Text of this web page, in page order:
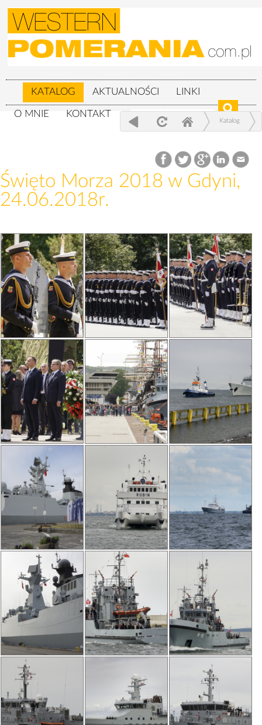
KATALOG AKTUALNOŚCI LINKI
O MNIE KONTAKT
Katalog
Święto Morza 2018 w Gdyni, 24.06.2018r.
Święto Morza 2018 w Gdyni,
24.06.2018r.